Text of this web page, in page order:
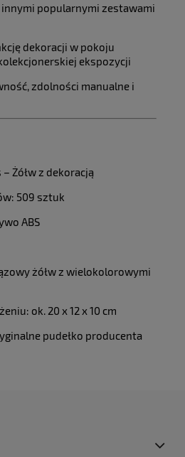
popularnymi zestawami
dekoracji w pokoju
ekspozycji
zdolności manualne i
Żółw z dekoracją
509 sztuk
ABS
żółw z wielokolorowymi
ok. 20 x 12 x 10 cm
pudełko producenta